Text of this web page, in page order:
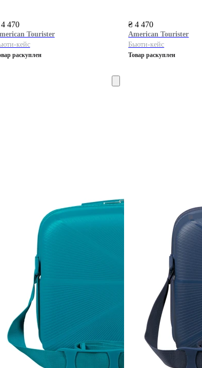
470
Tourister
кейс
раскуплен
₴ 4 470
American Tourister
Бьюти-кейс
Товар раскуплен